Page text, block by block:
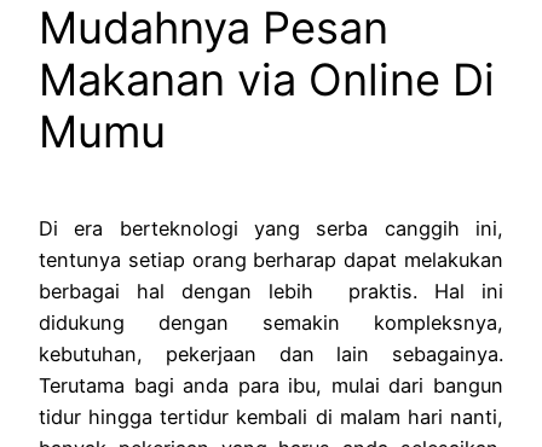
Mudahnya Pesan
Makanan via Online Di
Mumu
Di era berteknologi yang serba canggih ini,
tentunya setiap orang berharap dapat melakukan
berbagai hal dengan lebih praktis. Hal ini
didukung dengan semakin kompleksnya,
kebutuhan, pekerjaan dan lain sebagainya.
Terutama bagi anda para ibu, mulai dari bangun
tidur hingga tertidur kembali di malam hari nanti,